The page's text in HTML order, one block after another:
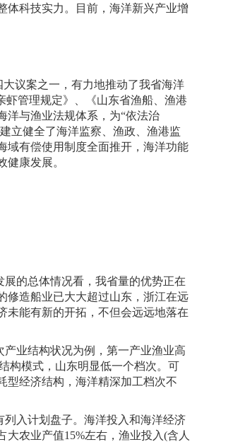
体科技实力。目前，海洋新兴产业增
议案之一，有力地推动了我省海洋
虾管理规定》、《山东省渔船、渔港
洋与渔业法规体系，为“依法治
立健全了海洋监察、渔政、渔港监
域有偿使用制度全面推开，海洋功能
康发展。
的总体情况看，我省量的优势正在
修造船业已大大超过山东，浙江在远
未能有新的开拓，不但会远远地落在
产业结构状况为例，第一产业渔业高
构模式，山东明显低一个档次。可
型经济结构，海洋精深加工档次不
入计划盘子。海洋投入和海洋经济
大农业产值15%左右，渔业投入(含人